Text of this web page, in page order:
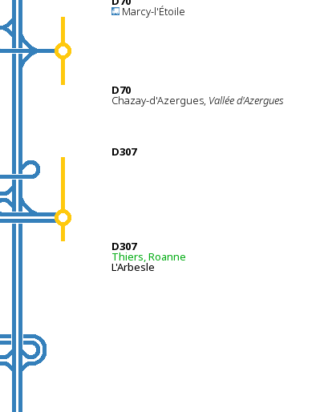
Marcy-l'Étoile
D70
Chazay-d'Azergues, Vallée d'Azergues
D307
D307
Thiers, Roanne
L'Arbesle